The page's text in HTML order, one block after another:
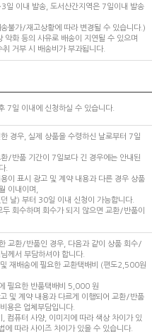
일 이내 발송, 도서산간지역은 7일이내 발송
불가/재고상황에 따라 변경될 수 있습니다.)
악화 등의 사유로 배송이 지연될 수 있으며
거부 시 배송비가 부과됩니다.
7일 이내에 신청하실 수 있습니다.
경우, 실제 상품을 수령하신 날로부터 7일
/반품 기간이 7일보다 긴 경우에는 안내된
.
이 표시 광고 및 계약 내용과 다른 경우 상품
이내이며,
날) 부터 30일 이내 신청이 가능합니다.
회수하며 회수가 되지 않으면 교환/반품이
교환/반품인 경우, 다음과 같이 상품 회수/
께서 부담하셔야 합니다.
재배송에 필요한 교환택배비 (편도2,500원
필요한 반품택배비 5,000 원
및 계약 내용과 다르게 이행되어 교환/반품
용은 업체부담입니다.
, 컴퓨터 사양, 이미지에 따라 색상 차이가 있
에 따라 사이즈 차이가 있을 수 있습니다.